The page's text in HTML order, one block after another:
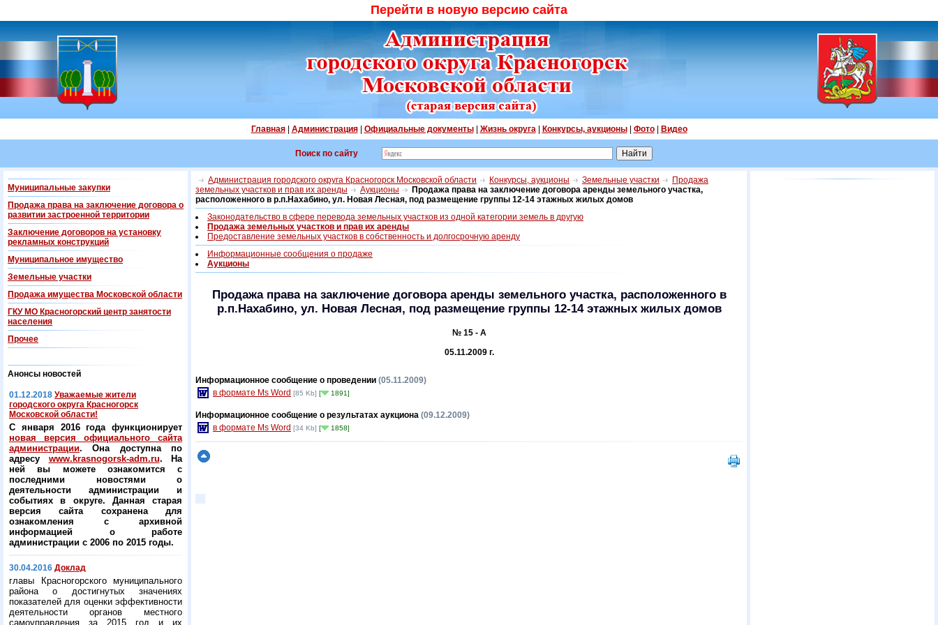
Перейти в новую версию сайта
Главная| Администрация| Официальные документы| Жизнь округа| Конкурсы, аукционы| Фото| Видео
Поиск по сайту
Муниципальные закупки
Продажа права на заключение договора о
развитии застроенной территории
Заключение договоров на установку
рекламных конструкций
Муниципальное имущество
Земельные участки
Продажа имущества Московской области
ГКУ МО Красногорский центр занятости
населения
Прочее
Анонсы новостей
01.12.2018 Уважаемые жители
городского округа Красногорск
Московской области!
С января 2016 года функционирует
новая версия официального сайта
администрации. Она доступна по
адресу www.krasnogorsk-adm.ru. На
ней вы можете ознакомится с
последними новостями о
деятельности администрации и
событиях в округе. Данная старая
версия сайта сохранена для
ознакомления с архивной
информацией о работе
администрации с 2006 по 2015 годы.
30.04.2016 Доклад
главы Красногорского муниципального
района о достигнутых значениях
показателей для оценки эффективности
деятельности органов местного
самоуправления за 2015 год и их
Администрация городского округа Красногорск Московской области Конкурсы, аукционы Земельные участки
Продажа
земельных участков и прав их аренды
Аукционы
Продажа права на заключение договора аренды земельного участка,
расположенного в р.п.Нахабино, ул. Новая Лесная, под размещение группы 12-14 этажных жилых домов
Законодательство в сфере перевода земельных участков из одной категории земель в другую
Продажа земельных участков и прав их аренды
Предоставление земельных участков в собственность и долгосрочную аренду
Информационные сообщения о продаже
Аукционы
Продажа права на заключение договора аренды земельного участка, расположенного в
р.п.Нахабино, ул. Новая Лесная, под размещение группы 12-14 этажных жилых домов
№ 15 - А
05.11.2009 г.
Информационное сообщение о проведении (05.11.2009)
в формате Ms Word [85 Kb] [ 1891]
Информационное сообщение о результатах аукциона (09.12.2009)
в формате Ms Word [34 Kb] [ 1858]